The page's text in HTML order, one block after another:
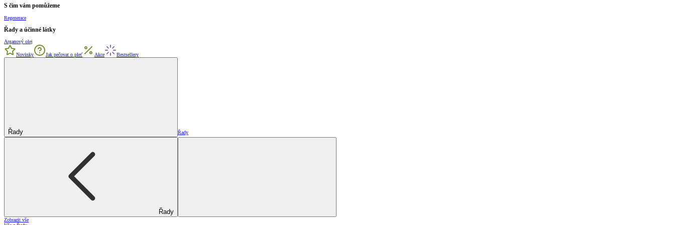
S čím vám pomůžeme
Regenerace
Řady a účinné látky
Arganový olej
Novinky Jak pečovat o pleť Akce Bestsellery
Řady Řady
Řady
Zobrazit vše